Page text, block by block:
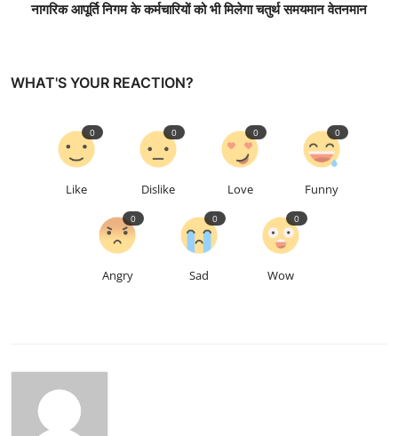
नागरिक आपूर्ति निगम के कर्मचारियों को भी मिलेगा चतुर्थ समयमान वेतनमान
WHAT'S YOUR REACTION?
Like
0
Dislike
0
Love
0
Funny
0
Angry
0
Sad
0
Wow
0